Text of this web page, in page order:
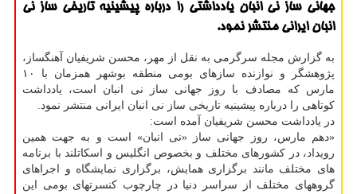
جهانی ساز نی انبان یادداشتی را درباره پیشینیه تاریخی ساز نی
انبان ایرانی منتشر نمود.
به گزارش مجله سرگرمی به نقل از مهر، محسن شریفیان آهنگساز،
پژوهشگر و نوازنده سازهای بومی منطقه بوشهر همزمان با ۱۰
مارس كه مصادف با روز جهانی ساز نی انبان است، یادداشت
كوتاهی را درباره پیشینیه تاریخی ساز نی انبان ایرانی منتشر نمود.
در یادداشت محسن شریفیان آمده است:
«دهم مارس، روز جهانی ساز «نی انبان» است و به جهت همین
رویداد، در كشورهای مختلف و بخصوص انگلیس و اسكاتلند با برنامه
های مختلف مانند برگزاری همایش، برگزاری نمایشگاه و اجراهای
گروههای مختلف از سراسر دنیا در چارچوب كنسرتهای بومی این